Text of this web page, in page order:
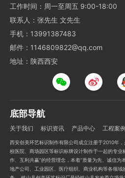
工作时间：周一至周五 9:00-18:00
联系人：张先生 文先生
手机：13991387483
邮件：1146809822@qq.com
地址：陕西西安
底部导航
关于我们 标识资讯 产品中心 工程案例
西安创美环艺标识制作有限公司成立注册于2010年
校医院、商场园区等标识标牌设计制作于一起的专业
作、互利共赢”的经营理念，本着“质量为先、诚信为
地产公司、工业园区、医疗组织、商业机构等各领